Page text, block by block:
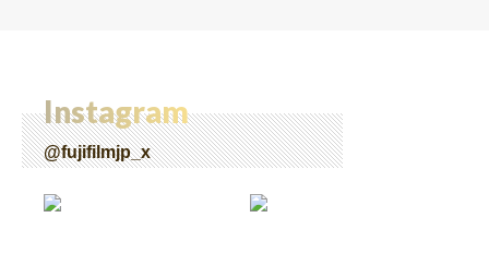
Instagram
@fujifilmjp_x